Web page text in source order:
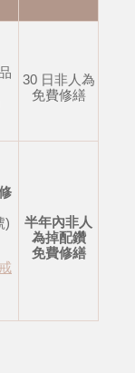
30 日非人為
免費修繕
)
半年內非人
為掉配鑽
免費修繕